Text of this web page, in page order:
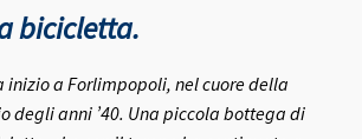
bicicletta.
inizio a Forlimpopoli, nel cuore della
degli anni ’40. Una piccola bottega di